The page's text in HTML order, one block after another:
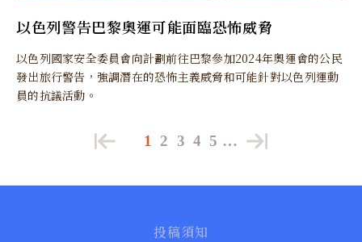
以色列警告巴黎奧運可能面臨恐怖威脅
以色列國家安全委員會向計劃前往巴黎參加2024年奧運會的公民
發出旅行警告，強調潛在的恐怖主義威脅和可能針對以色列運動
員的抗議活動。
1 2 3 4 5 …
投稿須知